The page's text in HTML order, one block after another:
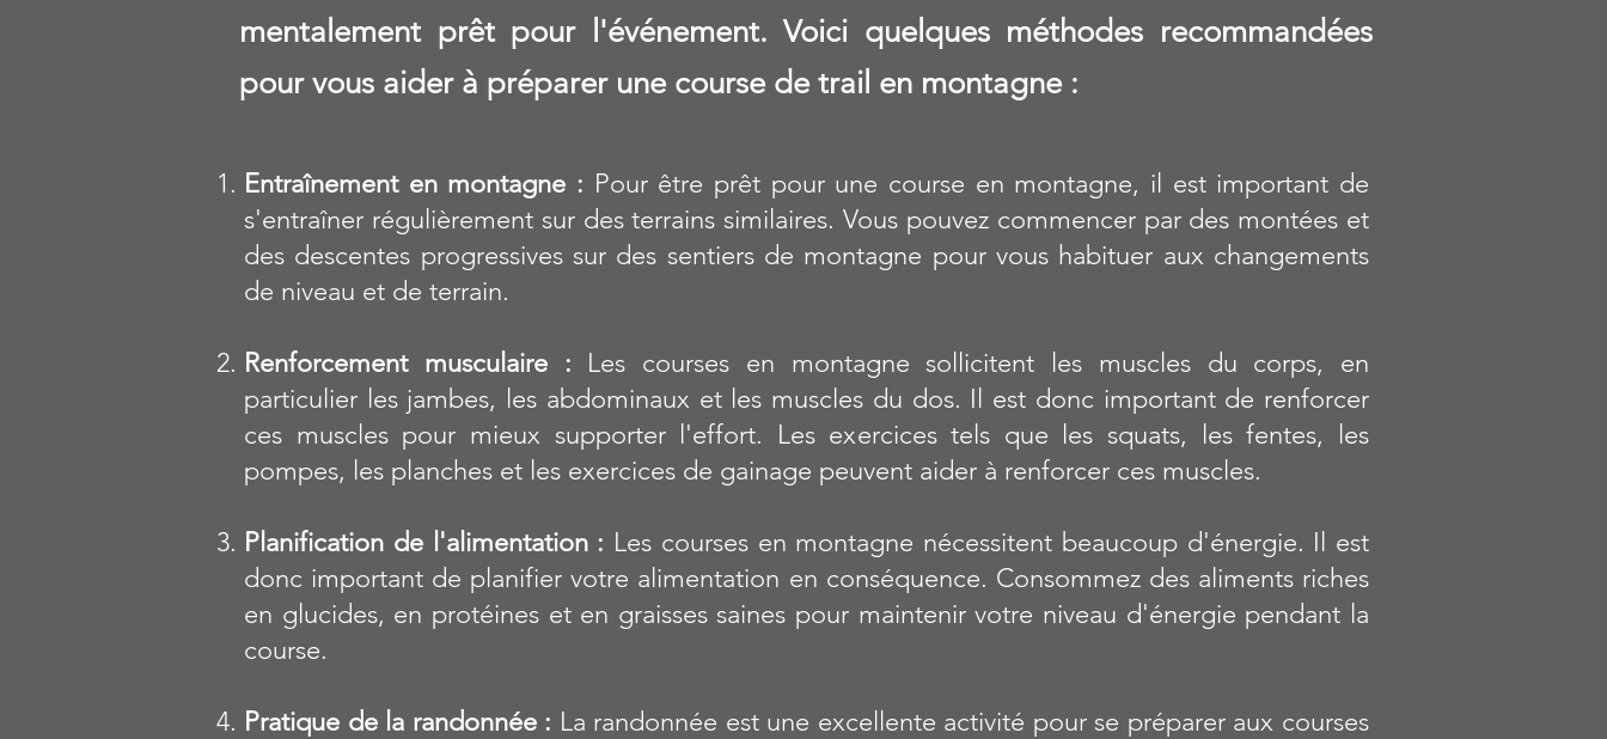
mentalement prêt pour l'événement. Voici quelques méthodes recommandées
pour vous aider à préparer une course de trail en montagne :
Entraînement en montagne : Pour être prêt pour une course en montagne, il est important de
s'entraîner régulièrement sur des terrains similaires. Vous pouvez commencer par des montées et
des descentes progressives sur des sentiers de montagne pour vous habituer aux changements
de niveau et de terrain.
Renforcement musculaire : Les courses en montagne sollicitent les muscles du corps, en
particulier les jambes, les abdominaux et les muscles du dos. Il est donc important de renforcer
ces muscles pour mieux supporter l'effort. Les exercices tels que les squats, les fentes, les
pompes, les planches et les exercices de gainage peuvent aider à renforcer ces muscles.
Planification de l'alimentation : Les courses en montagne nécessitent beaucoup d'énergie. Il est
donc important de planifier votre alimentation en conséquence. Consommez des aliments riches
en glucides, en protéines et en graisses saines pour maintenir votre niveau d'énergie pendant la
course.
Pratique de la randonnée : La randonnée est une excellente activité pour se préparer aux courses